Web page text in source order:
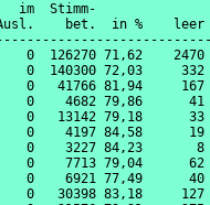
im  Stimm-
bet.  in %
0  126270 71,62
0  140300 72,03
0   41766 81,94
0    4682 79,86
0   13142 79,18
0    4197 84,58
0    3227 84,23
0    7713 79,04
0    6921 77,49
0   30398 83,18